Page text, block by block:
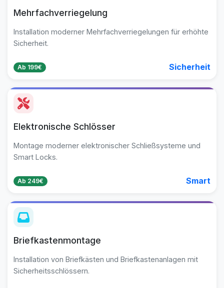
Mehrfachverriegelung
Installation moderner Mehrfachverriegelungen für erhöhte
Sicherheit.
Ab 199€ Sicherheit
Elektronische Schlösser
Montage moderner elektronischer Schließsysteme und
Smart Locks.
Ab 249€ Smart
Briefkastenmontage
Installation von Briefkästen und Briefkastenanlagen mit
Sicherheitsschlössern.